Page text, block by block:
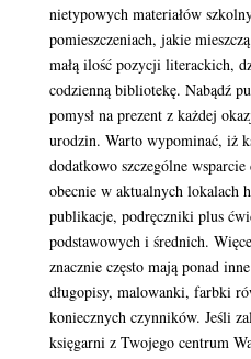
nietypowych materiałów
pomieszczeniach, jakie
małą ilość pozycji literackich,
codzienną bibliotekę. Nabądź
pomysł na prezent z każdej
urodzin. Warto wypominać, iż
dodatkowo szczególne
obecnie w aktualnych lokalach
publikacje, podręczniki plus
podstawowych i średnich.
znacznie często mają ponad
długopisy, malowanki, farbki
koniecznych czynników. Jeśli
księgarni z Twojego centrum